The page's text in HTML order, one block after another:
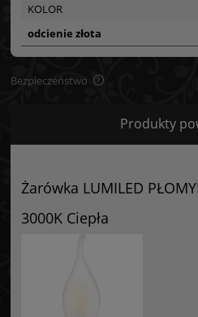
KOLOR
odcienie złota
Bezpieczeństwo
Certyfikaty i ostrzeżenie
Produkty
Żarówka LUMILED
3000K Ciepła